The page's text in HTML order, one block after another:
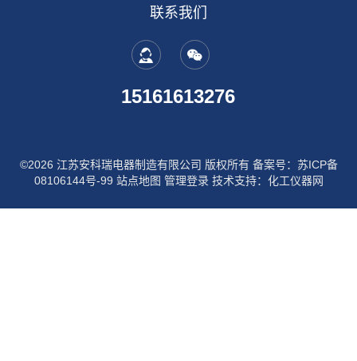
联系我们
15161613276
©2026 江苏安科瑞电器制造有限公司 版权所有 备案号：苏ICP备
08106144号-99 站点地图 管理登录技术支持： 化工仪器网